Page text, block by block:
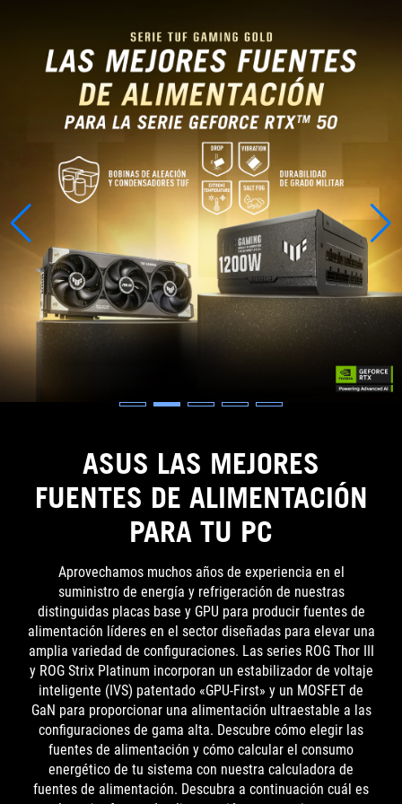
ASUS LAS MEJORES
FUENTES DE ALIMENTACIÓN
PARA TU PC
Aprovechamos muchos años de experiencia en el
suministro de energía y refrigeración de nuestras
distinguidas placas base y GPU para producir fuentes de
alimentación líderes en el sector diseñadas para elevar una
amplia variedad de configuraciones. Las series ROG Thor III
y ROG Strix Platinum incorporan un estabilizador de voltaje
inteligente (IVS) patentado «GPU-First» y un MOSFET de
GaN para proporcionar una alimentación ultraestable a las
configuraciones de gama alta. Descubre cómo elegir las
fuentes de alimentación y cómo calcular el consumo
energético de tu sistema con nuestra calculadora de
fuentes de alimentación. Descubra a continuación cuál es